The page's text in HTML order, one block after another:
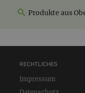
Produkte aus
RECHTLICHES
Impressum